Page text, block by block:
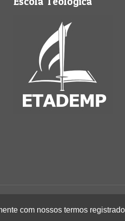
com nossos termos